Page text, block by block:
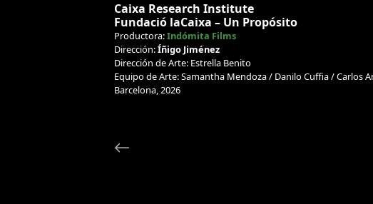
Caixa Research Institute
Fundació laCaixa – Un Propósito
Productora:Indómita Films
Dirección:Íñigo Jiménez
Dirección de Arte: Estrella Benito
Equipo de Arte: Samantha Mendoza / Danilo Cuffia / Carlos
Barcelona, 2026
←